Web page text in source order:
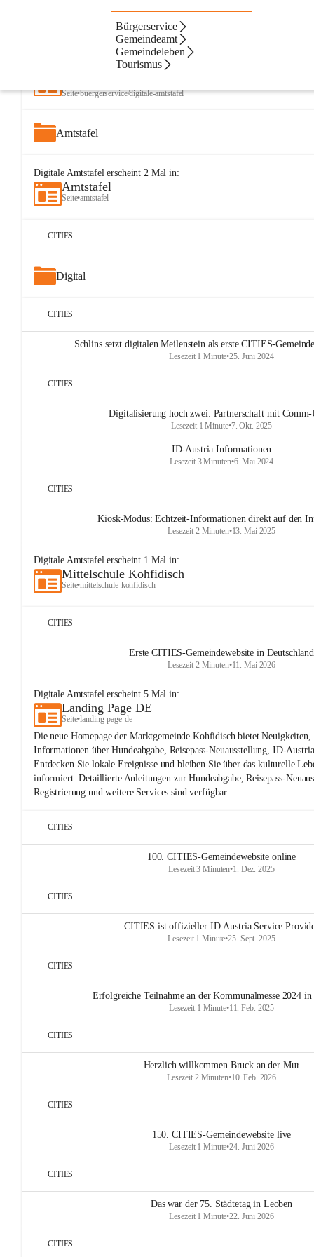
Bürgerservice
Gemeindeamt
Gemeindeleben
Tourismus
Artikel Dateien
Seite•buergerservice/digitale-amtstafel
Amtstafel
Digitale Amtstafelerscheint 2Mal in:
Amtstafel
Seite•amtstafel
CITIES
Digital
CITIES
Schlins setzt digitalen Meilenstein als erste CITIES-
Lesezeit 1 Minute•25. Juni 2024
CITIES
Digitalisierung hoch zwei: Partnerschaft mit
Lesezeit 1 Minute•7. Okt. 2025
ID-Austria Informationen
Lesezeit 3 Minuten•6. Mai 2024
CITIES
Kiosk-Modus: Echtzeit-Informationen direkt auf den
Lesezeit 2 Minuten•13. Mai 2025
Digitale Amtstafelerscheint 1 Mal in:
Mittelschule Kohfidisch
Seite•mittelschule-kohfidisch
CITIES
Erste CITIES-Gemeindewebsite in Deutschland
Lesezeit 2 Minuten•11. Mai 2026
Digitale Amtstafelerscheint 5Mal in:
Landing Page DE
Seite•landing-page-de
Die neue Homepage der Marktgemeinde Kohfidisch bietet Neuigkeiten,
Informationen über Hundeabgabe, Reisepass-Neuausstellung, ID-
Entdecken Sie lokale Ereignisse und bleiben Sie über das kulturelle
informiert. Detaillierte Anleitungen zur Hundeabgabe, Reisepass-
Registrierung und weitere Services sind verfügbar.
CITIES
100. CITIES-Gemeindewebsite online
Lesezeit 3 Minuten•1. Dez. 2025
CITIES
CITIES ist offizieller ID Austria Service
Lesezeit 1 Minute•25. Sept. 2025
CITIES
Erfolgreiche Teilnahme an der Kommunalmesse 2024
Lesezeit 1 Minute•11. Feb. 2025
CITIES
Herzlich willkommen Bruck an der Mur
Lesezeit 2 Minuten•10. Feb. 2026
CITIES
150. CITIES-Gemeindewebsite live
Lesezeit 1 Minute•24. Juni 2026
CITIES
Das war der 75. Städtetag in Leoben
Lesezeit 1 Minute•22. Juni 2026
CITIES